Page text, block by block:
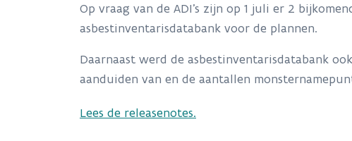
Op vraag van de ADI's zijn op 1 juli er 2
asbestinventarisdatabank voor de plannen.
Daarnaast werd de asbestinventarisdatabank
aanduiden van en de aantallen
Lees de releasenotes.